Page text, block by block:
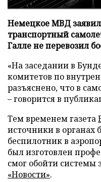
Немецкое МВД
транспортный
Галле не перевозил
«На заседании в
комитетов по
разъяснено, что в
– говорится в
Тем временем газета
источники в органах
беспилотник в
был изготовлен
смог обойти системы
«Новости».